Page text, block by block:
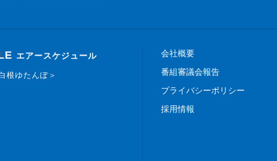
エアースケジュール
根ゆたんぽ＞
会社概要
番組審議会報告
プライバシーポリシー
採用情報